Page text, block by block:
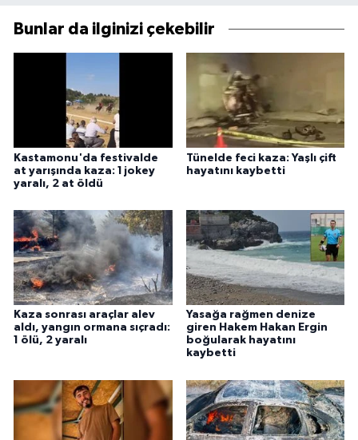
Bunlar da ilginizi çekebilir
Kastamonu'da festivalde
at yarışında kaza: 1 jokey
yaralı, 2 at öldü
Tünelde feci kaza: Yaşlı çift
hayatını kaybetti
Kaza sonrası araçlar alev
aldı, yangın ormana sıçradı:
1 ölü, 2 yaralı
Yasağa rağmen denize
giren Hakem Hakan Ergin
boğularak hayatını
kaybetti